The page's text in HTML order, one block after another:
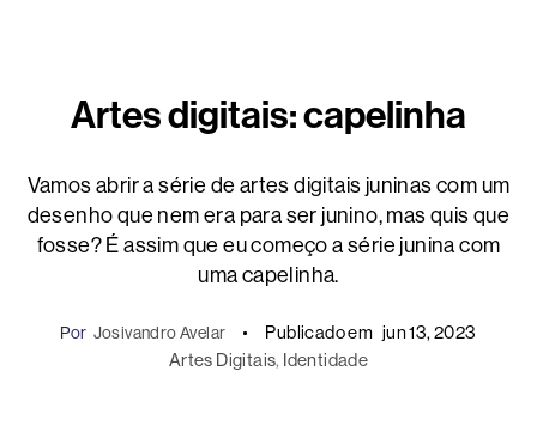
Artes digitais: capelinha
Vamos abrir a série de artes digitais juninas com um
desenho que nem era para ser junino, mas quis que
fosse? É assim que eu começo a série junina com
uma capelinha.
Por Josivandro Avelar Publicado em jun 13, 2023
Artes Digitais, Identidade